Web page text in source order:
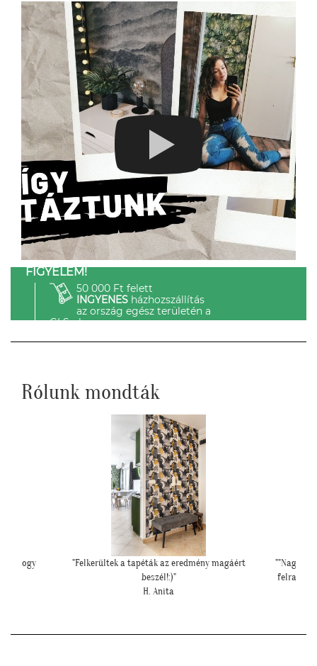
FIGYELEM!
50 000 Ft felett
INGYENESházhozszállítás
az ország egész területén a
GLS-el.
Rólunk mondták
ahogy
"Felkerültek a tapéták az eredmény magáért
beszél!:)"
H. Anita
""Nagyon